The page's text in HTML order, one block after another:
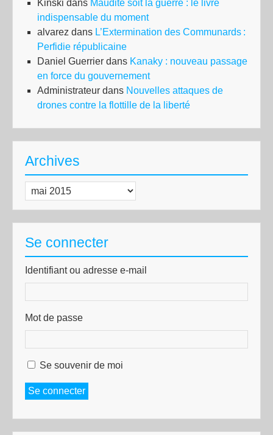
Kinski dans Maudite soit la guerre : le livre
indispensable du moment
alvarez dans L’Extermination des Communards :
Perfidie républicaine
Daniel Guerrier dans Kanaky : nouveau passage
en force du gouvernement
Administrateur dans Nouvelles attaques de
drones contre la flottille de la liberté
Archives
Archives
Se connecter
Identifiant ou adresse e-mail
Mot de passe
Se souvenir de moi
Se connecter